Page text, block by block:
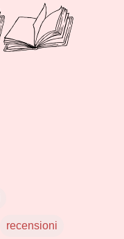
recensioni